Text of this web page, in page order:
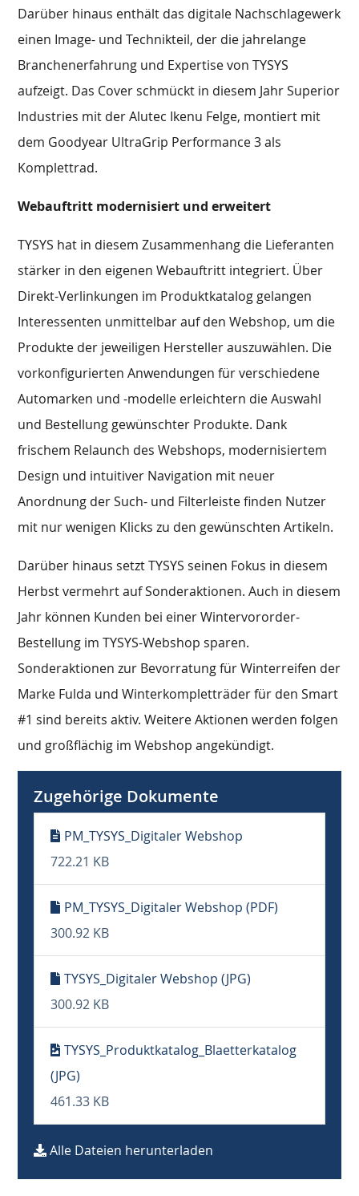
Darüber hinaus enthält das digitale Nachschlagewerk
einen Image- und Technikteil, der die jahrelange
Branchenerfahrung und Expertise von TYSYS
aufzeigt. Das Cover schmückt in diesem Jahr Superior
Industries mit der Alutec Ikenu Felge, montiert mit
dem Goodyear UltraGrip Performance 3 als
Komplettrad.
Webauftritt modernisiert und erweitert
TYSYS hat in diesem Zusammenhang die Lieferanten
stärker in den eigenen Webauftritt integriert. Über
Direkt-Verlinkungen im Produktkatalog gelangen
Interessenten unmittelbar auf den Webshop, um die
Produkte der jeweiligen Hersteller auszuwählen. Die
vorkonfigurierten Anwendungen für verschiedene
Automarken und -modelle erleichtern die Auswahl
und Bestellung gewünschter Produkte. Dank
frischem Relaunch des Webshops, modernisiertem
Design und intuitiver Navigation mit neuer
Anordnung der Such- und Filterleiste finden Nutzer
mit nur wenigen Klicks zu den gewünschten Artikeln.
Darüber hinaus setzt TYSYS seinen Fokus in diesem
Herbst vermehrt auf Sonderaktionen. Auch in diesem
Jahr können Kunden bei einer Wintervororder-
Bestellung im TYSYS-Webshop sparen.
Sonderaktionen zur Bevorratung für Winterreifen der
Marke Fulda und Winterkompletträder für den Smart
#1 sind bereits aktiv. Weitere Aktionen werden folgen
und großflächig im Webshop angekündigt.
Zugehörige Dokumente
PM_TYSYS_Digitaler Webshop
722.21 KB
PM_TYSYS_Digitaler Webshop (PDF)
300.92 KB
TYSYS_Digitaler Webshop (JPG)
300.92 KB
TYSYS_Produktkatalog_Blaetterkatalog
(JPG)
461.33 KB
Alle Dateien herunterladen